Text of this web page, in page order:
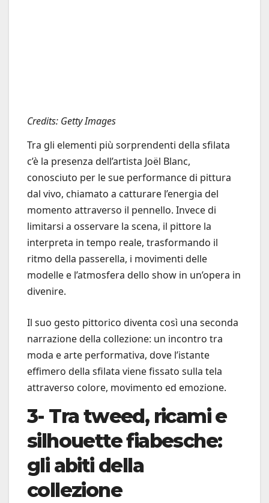
Credits: Getty Images
Tra gli elementi più sorprendenti della sfilata
c’è la presenza dell’artista Joël Blanc,
conosciuto per le sue performance di pittura
dal vivo, chiamato a catturare l’energia del
momento attraverso il pennello. Invece di
limitarsi a osservare la scena, il pittore la
interpreta in tempo reale, trasformando il
ritmo della passerella, i movimenti delle
modelle e l’atmosfera dello show in un’opera in
divenire.
Il suo gesto pittorico diventa così una seconda
narrazione della collezione: un incontro tra
moda e arte performativa, dove l’istante
effimero della sfilata viene fissato sulla tela
attraverso colore, movimento ed emozione.
3- Tra tweed, ricami e
silhouette fiabesche:
gli abiti della
collezione